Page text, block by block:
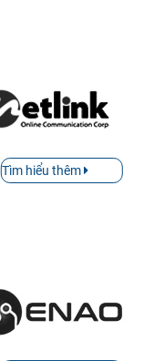
Tìm hiểu thêm